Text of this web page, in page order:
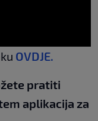
OVDJE.
pratiti
aplikacija za